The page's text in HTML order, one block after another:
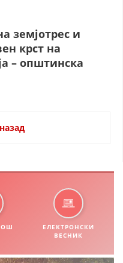
ТЕЛА
РАЗВОЈ
ПОСТАВЕНОСТ
земјотрес и
крст на
– општинска
ЕЛЕКТРОНСКИ
ВЕСНИК